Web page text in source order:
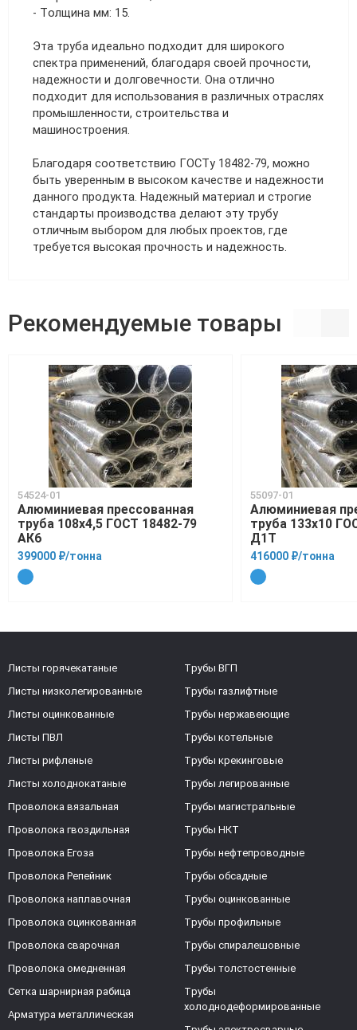
- Толщина мм: 15.
Эта труба идеально подходит для широкого
спектра применений, благодаря своей прочности,
надежности и долговечности. Она отлично
подходит для использования в различных отраслях
промышленности, строительства и
машиностроения.
Благодаря соответствию ГОСТу 18482-79, можно
быть уверенным в высоком качестве и надежности
данного продукта. Надежный материал и строгие
стандарты производства делают эту трубу
отличным выбором для любых проектов, где
требуется высокая прочность и надежность.
Рекомендуемые товары
54524-01
Алюминиевая прессованная
труба 108х4,5 ГОСТ 18482-79
АК6
399000 ₽/тонна
55097-01
Алюминиевая
труба 133х10
Д1Т
416000 ₽/тонна
Листы горячекатаные
Листы низколегированные
Листы оцинкованные
Листы ПВЛ
Листы рифленые
Листы холоднокатаные
Проволока вязальная
Проволока гвоздильная
Проволока Егоза
Проволока Репейник
Проволока наплавочная
Проволока оцинкованная
Проволока сварочная
Проволока омедненная
Сетка шарнирная рабица
Арматура металлическая
Трубы ВГП
Трубы газлифтные
Трубы нержавеющие
Трубы котельные
Трубы крекинговые
Трубы легированные
Трубы магистральные
Трубы НКТ
Трубы нефтепроводные
Трубы обсадные
Трубы оцинкованные
Трубы профильные
Трубы спиралешовные
Трубы толстостенные
Трубы
холоднодеформированные